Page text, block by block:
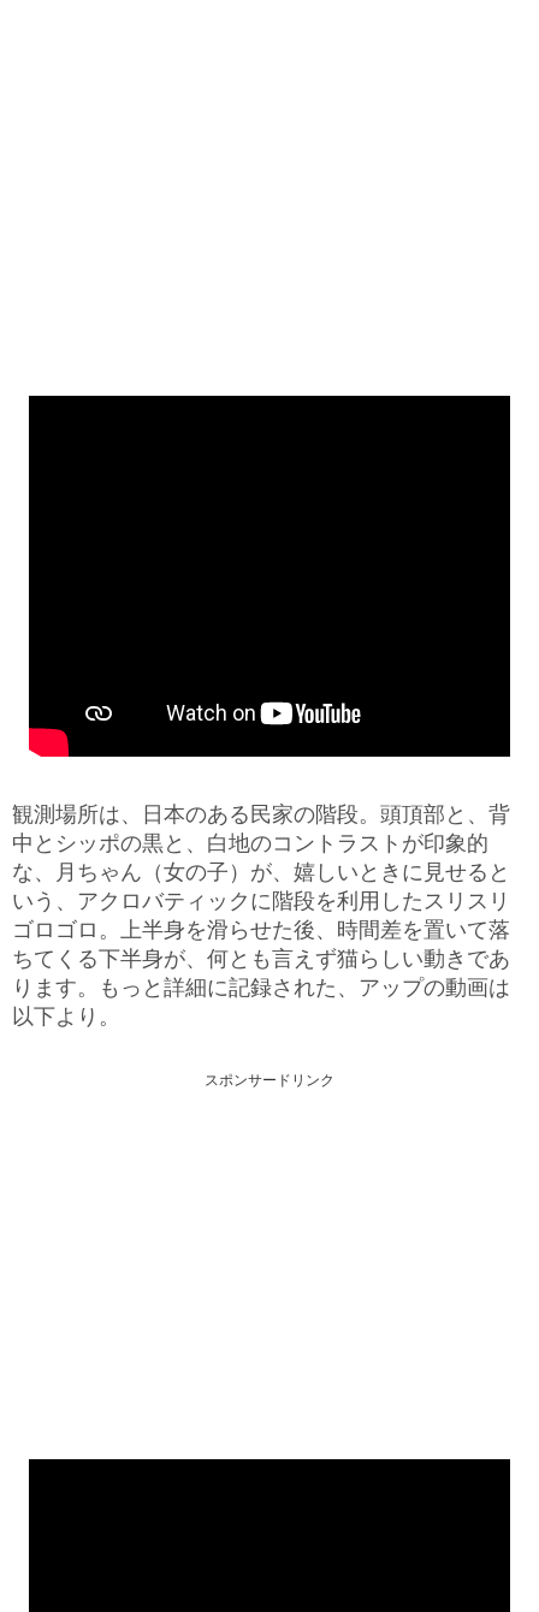
観測場所は、日本のある民家の階段。頭頂部と、背
中とシッポの黒と、白地のコントラストが印象的
な、月ちゃん（女の子）が、嬉しいときに見せると
いう、アクロバティックに階段を利用したスリスリ
ゴロゴロ。上半身を滑らせた後、時間差を置いて落
ちてくる下半身が、何とも言えず猫らしい動きであ
ります。もっと詳細に記録された、アップの動画は
以下より。
スポンサードリンク